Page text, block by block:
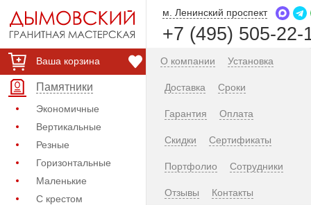
Ваша корзина
Памятники
Экономичные
Вертикальные
Резные
Горизонтальные
Маленькие
С крестом
м. Ленинский проспект
+7 (495) 505-22-
О компании Установка
Доставка Сроки
Гарантия Оплата
Скидки Сертификаты
Портфолио Сотрудники
Отзывы Контакты